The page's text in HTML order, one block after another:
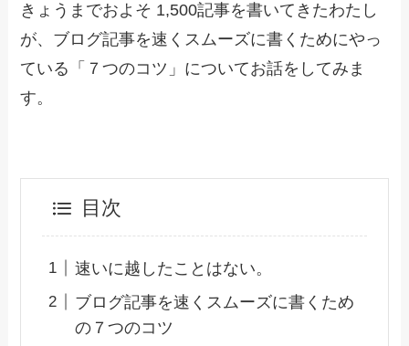
きょうまでおよそ 1,500記事を書いてきたわたし
が、ブログ記事を速くスムーズに書くためにやっ
ている「７つのコツ」についてお話をしてみま
す。
目次
速いに越したことはない。
ブログ記事を速くスムーズに書くため
の７つのコツ